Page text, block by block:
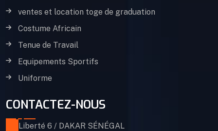
ventes et location toge de graduation
Costume Africain
Tenue de Travail
Equipements Sportifs
Uniforme
CONTACTEZ-NOUS
Liberté 6 / DAKAR SÉNÉGAL